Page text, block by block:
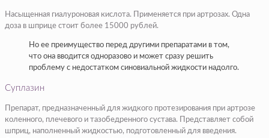
Насыщенная гиалуроновая кислота. Применяется при артрозах. Одна
доза в шприце стоит более 15000 рублей.
Но ее преимущество перед другими препаратами в том,
что она вводится одноразово и может сразу решить
проблему с недостатком синовиальной жидкости надолго.
Суплазин
Препарат, предназначенный для жидкого протезирования при артрозе
коленного, плечевого и тазобедренного сустава. Представляет собой
шприц, наполненный жидкостью, подготовленный для введения.